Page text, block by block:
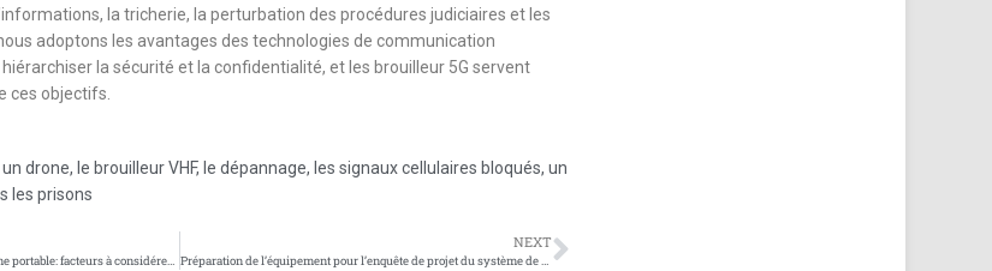
la tricherie, la perturbation des procédures judiciaires et les
adoptons les avantages des technologies de communication
la sécurité et la confidentialité, et les brouilleur 5G servent
ces objectifs.
drone, le brouilleur VHF, le dépannage, les signaux cellulaires bloqués, un
les prisons
Installation du brouilleur de téléphone portable: facteurs à considérer pour des performances optimales
NEXT
Préparation de l’équipement pour l’enquête de projet du système de blindage du signal mobile